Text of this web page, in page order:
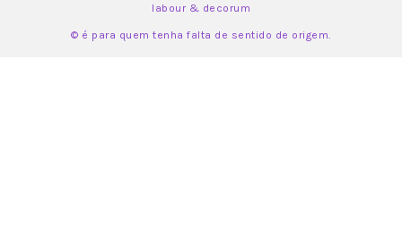
labour & decorum
© é para quem tenha falta de sentido de origem.